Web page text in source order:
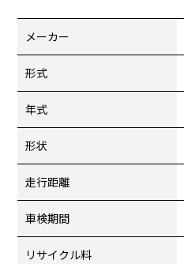
メーカー
形式
年式
形状
走行距離
車検期間
リサイクル料